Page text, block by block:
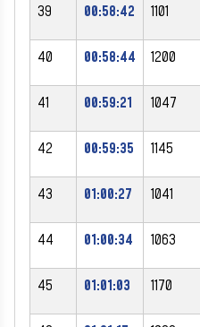
39 00:58:42 1101
40 00:58:44 1200
41 00:59:21 1047
42 00:59:35 1145
43 01:00:27 1041
44 01:00:34 1063
45 01:01:03 1170